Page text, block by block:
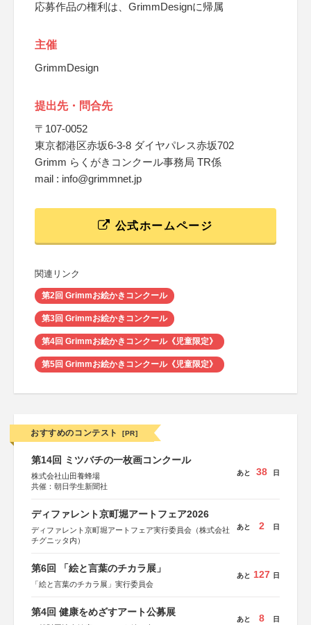
応募作品の権利は、GrimmDesignに帰属
主催
GrimmDesign
提出先・問合先
〒107-0052
東京都港区赤坂6-3-8 ダイヤパレス赤坂702
Grimm らくがきコンクール事務局 TR係
mail : info@grimmnet.jp
公式ホームページ
関連リンク
第2回 Grimmお絵かきコンクール
第3回 Grimmお絵かきコンクール
第4回 Grimmお絵かきコンクール《児童限定》
第5回 Grimmお絵かきコンクール《児童限定》
おすすめのコンテスト [PR]
第14回 ミツバチの一枚画コンクール
株式会社山田養蜂場
共催：朝日学生新聞社
あと 38 日
ディファレント京町堀アートフェア2026
ディファレント京町堀アートフェア実行委員会（株式会社
チグニッタ内）
あと 2 日
第6回 「絵と言葉のチカラ展」
「絵と言葉のチカラ展」実行委員会
あと 127 日
第4回 健康をめざすアート公募展
あと 8 日